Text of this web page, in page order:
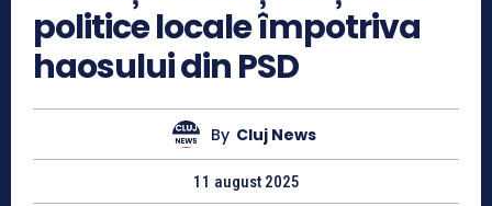
politice locale împotriva
haosului din PSD
By Cluj News
11 august 2025